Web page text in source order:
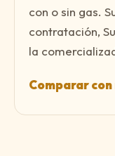
con o sin gas.
contratación,
la
Comparar